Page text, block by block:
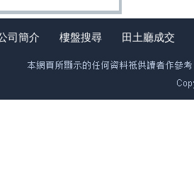
司簡介 樓盤搜尋 田土廳成交